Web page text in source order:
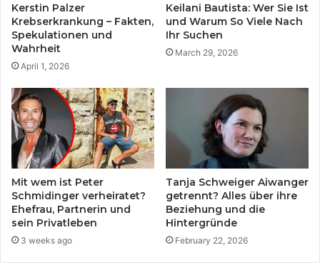
Kerstin Palzer
Krebserkrankung – Fakten,
Spekulationen und
Wahrheit
April 1, 2026
Keilani Bautista: Wer Sie Ist
und Warum So Viele Nach
Ihr Suchen
March 29, 2026
Mit wem ist Peter
Schmidinger verheiratet?
Ehefrau, Partnerin und
sein Privatleben
3 weeks ago
Tanja Schweiger Aiwanger
getrennt? Alles über ihre
Beziehung und die
Hintergründe
February 22, 2026